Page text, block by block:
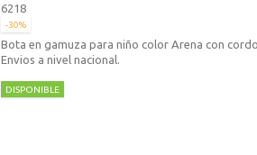
6218
-30%
Bota en gamuza para niño color Arena con
Envios a nivel nacional.
DISPONIBLE